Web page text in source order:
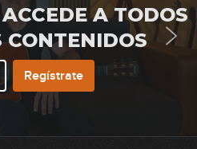
A TODOS
CONTENIDOS
Regístrate
Clearwater Revival -
Mary (simplificada)
Haven’t Found What I’m
For (simplificada)